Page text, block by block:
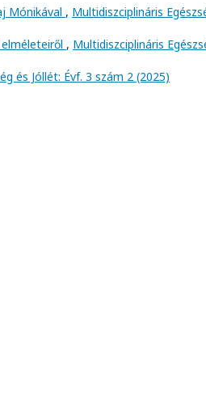
Mónikával , Multidiszciplináris
, Multidiszciplináris
és Jóllét: Évf. 3 szám 2 (2025)